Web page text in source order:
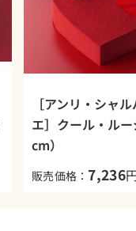
［アンリ・シャ
エ］クール・ル
cm）
販売価格：7,236